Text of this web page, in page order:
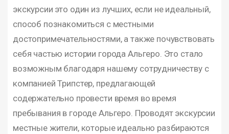
экскурсии это один из лучших, если не идеальный,
способ познакомиться с местными
достопримечательностями, а также почувствовать
себя частью истории города Альгеро. Это стало
возможным благодаря нашему сотрудничеству с
компанией Трипстер, предлагающей
содержательно провести время во время
пребывания в городе Альгеро. Проводят экскурсии
местные жители, которые идеально разбираются